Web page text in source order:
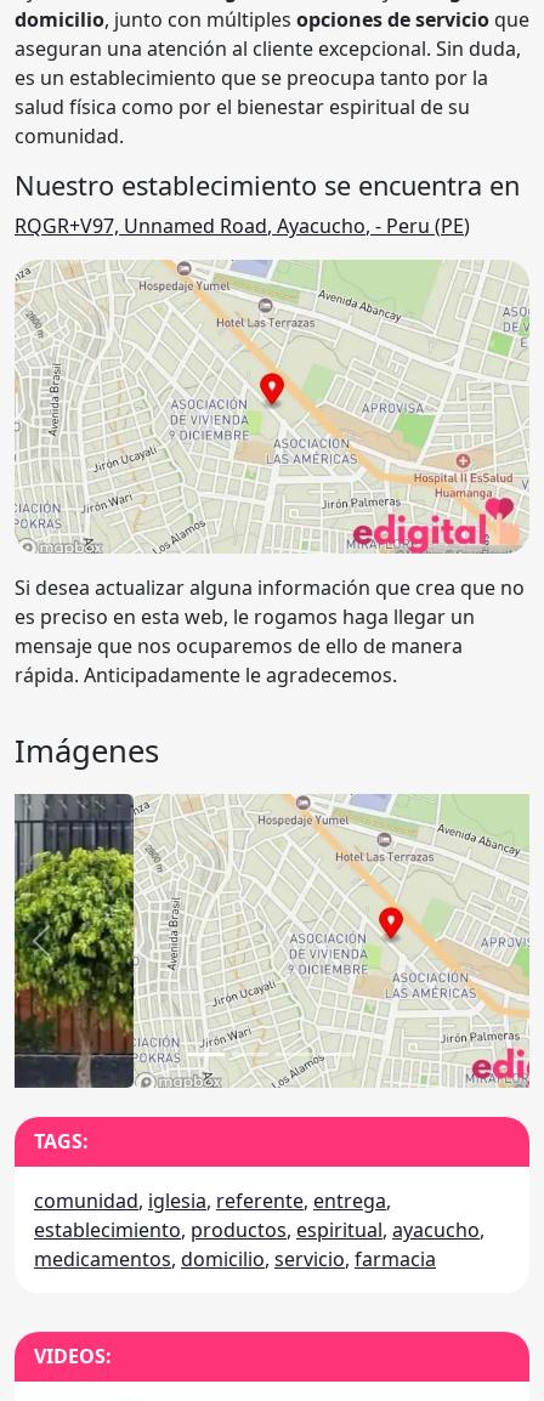
domicilio, junto con múltiples opciones de servicioque
aseguran una atención al cliente excepcional. Sin duda,
es un establecimiento que se preocupa tanto por la
salud física como por el bienestar espiritual de su
comunidad.
Nuestro establecimiento se encuentra en
RQGR+V97, Unnamed Road, Ayacucho, - Peru (PE)
Si desea actualizar alguna información que crea que no
es preciso en esta web, le rogamos haga llegar un
mensaje que nos ocuparemos de ello de manera
rápida. Anticipadamente le agradecemos.
Imágenes
Anterior
TAGS:
comunidad, iglesia, referente, entrega,
establecimiento, productos, espiritual, ayacucho,
medicamentos, domicilio, servicio, farmacia
VIDEOS: